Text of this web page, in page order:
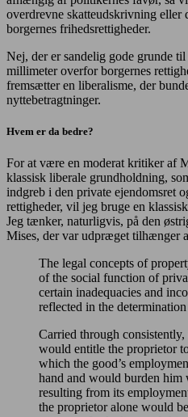
overdrevne skatteudskrivning eller
borgernes frihedsrettigheder.
Nej, der er sandelig gode grunde
millimeter overfor borgernes
fremsætter en liberalisme, der
nyttebetragtninger.
Hvem er da bedre?
For at være en moderat kritiker af
klassisk liberale grundholdning,
indgreb i den private ejendomsret
rettigheder, vil jeg bruge en
Jeg tænker, naturligvis, på den
Mises, der var udpræget tilhænger
The legal concepts of
of the social function of
certain inadequacies and
reflected in the
Carried through
would entitle the proprietor
which the good’s
hand and would burden him
resulting from its
the proprietor alone would